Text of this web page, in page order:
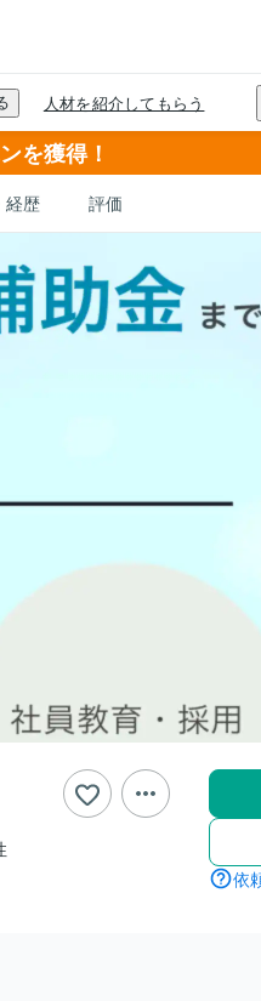
を獲得！
経歴 評価
依